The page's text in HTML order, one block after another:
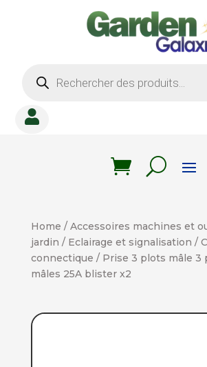
produits

Home / Accessoires machines et
jardin / Eclairage et signalisation /
connectique / Prise 3 plots mâle 3
mâles 25A blister x2